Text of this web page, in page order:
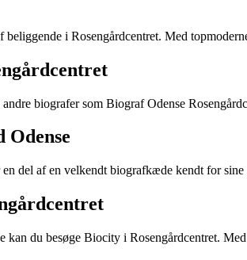
i Rosengårdcentret. Med
biografer som Biograf Odense
Odense
del af en velkendt biografkæde kendt for
kan du besøge Biocity i Rosengårdcentret.